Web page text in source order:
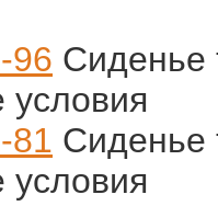
96 Сиденье
условия
81 Сиденье
условия